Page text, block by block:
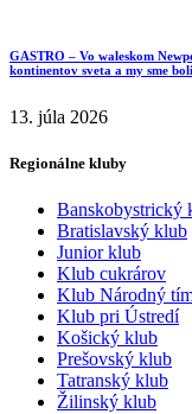
GASTRO – Vo waleskom
kontinentov sveta a my sme
13. júla 2026
Regionálne kluby
Banskobystrický
Bratislavský klub
Junior klub
Klub cukrárov
Klub Národný
Klub pri Ústredí
Košický klub
Prešovský klub
Tatranský klub
Žilinský klub